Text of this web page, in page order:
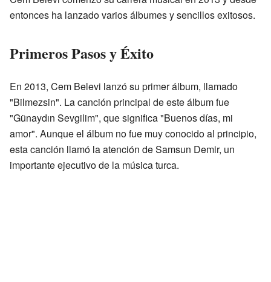
entonces ha lanzado varios álbumes y sencillos exitosos.
Primeros Pasos y Éxito
En 2013, Cem Belevi lanzó su primer álbum, llamado
"Bilmezsin". La canción principal de este álbum fue
"Günaydın Sevgilim", que significa "Buenos días, mi
amor". Aunque el álbum no fue muy conocido al principio,
esta canción llamó la atención de Samsun Demir, un
importante ejecutivo de la música turca.